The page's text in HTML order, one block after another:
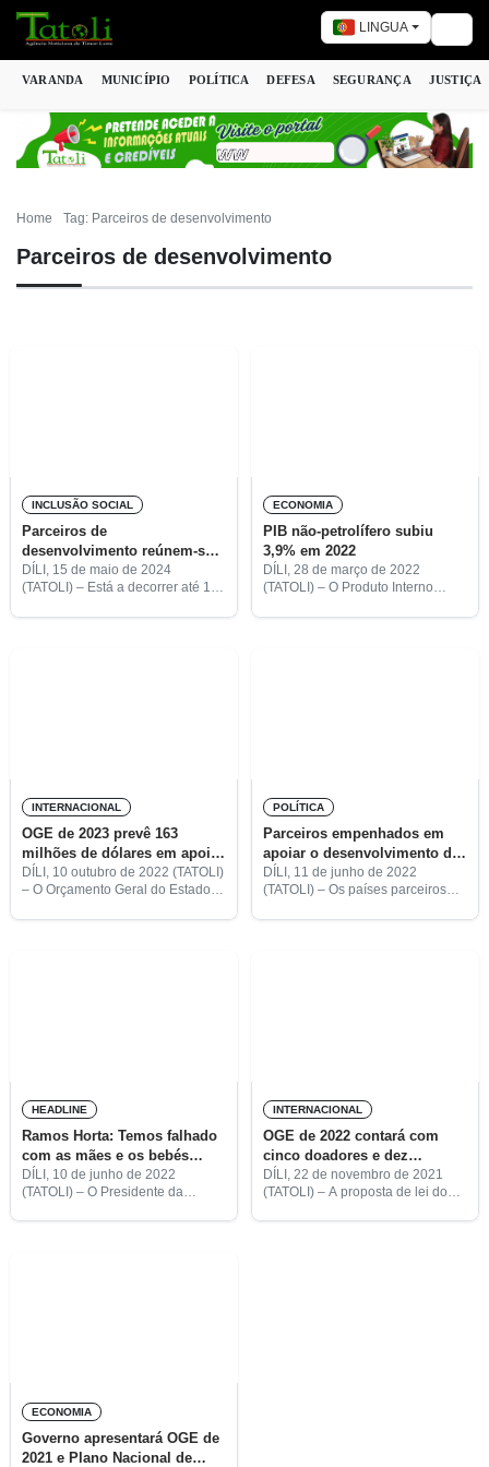
LINGUA
VARANDA MUNICÍPIO POLÍTICA DEFESA SEGURANÇA JUSTIÇA
Home Tag: Parceiros de desenvolvimento
Parceiros de desenvolvimento
INCLUSÃO SOCIAL
Parceiros de
desenvolvimento reúnem-se
com Governo
DÍLI, 15 de maio de 2024
(TATOLI) – Está a decorrer até 17
ECONOMIA
PIB não-petrolífero subiu
3,9% em 2022
DÍLI, 28 de março de 2022
(TATOLI) – O Produto Interno
INTERNACIONAL
OGE de 2023 prevê 163
milhões de dólares em apoio
externo
DÍLI, 10 outubro de 2022 (TATOLI)
– O Orçamento Geral do Estado
POLÍTICA
Parceiros empenhados em
apoiar o desenvolvimento de
Timor-Leste
DÍLI, 11 de junho de 2022
(TATOLI) – Os países parceiros
HEADLINE
Ramos Horta: Temos falhado
com as mães e os bebés
deste país
DÍLI, 10 de junho de 2022
(TATOLI) – O Presidente da
INTERNACIONAL
OGE de 2022 contará com
cinco doadores e dez
projetos de parceiros de
desenvolvimento
DÍLI, 22 de novembro de 2021
(TATOLI) – A proposta de lei do
ECONOMIA
Governo apresentará OGE de
2021 e Plano Nacional de